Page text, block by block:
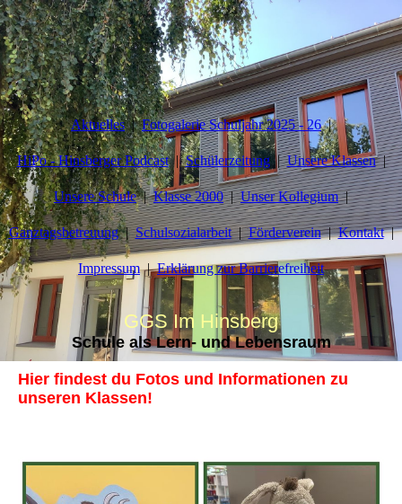
Aktuelles Fotogalerie Schuljahr 2025 - 26
HiPo - Hinsberger Podcast Schülerzeitung Unsere Klassen
Unsere Schule Klasse 2000 Unser Kollegium
Ganztagsbetreuung Schulsozialarbeit Förderverein Kontakt
Impressum Erklärung zur Barrierefreiheit
GGS Im Hinsberg
Schule als Lern- und Lebensraum
Hier findest du Fotos und Informationen zu
unseren Klassen!